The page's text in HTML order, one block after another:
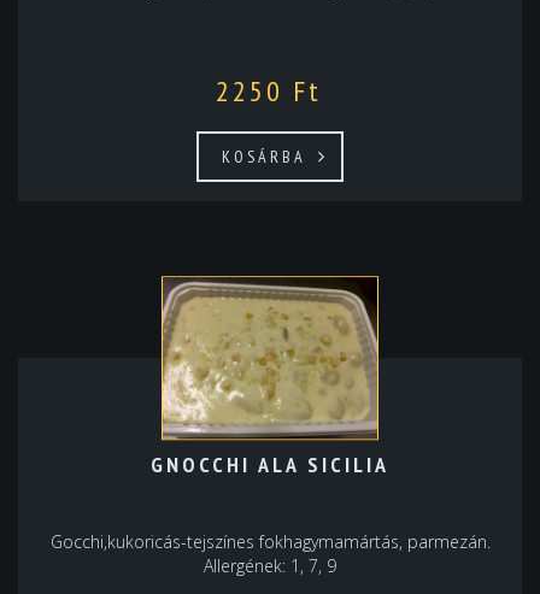
2250 Ft
KOSÁRBA
GNOCCHI ALA SICILIA
Gocchi,kukoricás-tejszínes fokhagymamártás, parmezán.
Allergének: 1, 7, 9